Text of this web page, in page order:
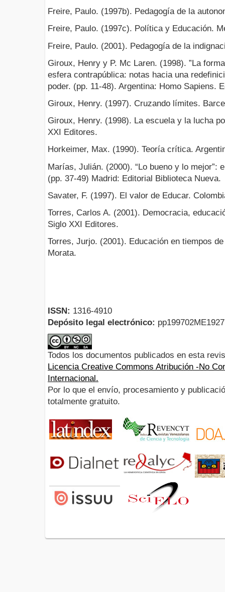
Freire, Paulo. (1997b). Pedagogía de la
Freire, Paulo. (1997c). Política y Educación.
Freire, Paulo. (2001). Pedagogía de la
Giroux, Henry y P. Mc Laren. (1998). ”La
esfera contrapública: notas hacia una
poder. (pp. 11-48). Argentina: Homo Sapiens.
Giroux, Henry. (1997). Cruzando límites.
Giroux, Henry. (1998). La escuela y la lucha
XXI Editores.
Horkeimer, Max. (1990). Teoría crítica.
Marías, Julián. (2000). “Lo bueno y lo mejor”:
(pp. 37-49) Madrid: Editorial Biblioteca Nueva.
Savater, F. (1997). El valor de Educar.
Torres, Carlos A. (2001). Democracia,
Siglo XXI Editores.
Torres, Jurjo. (2001). Educación en tiempos
Morata.
ISSN: 1316-4910
Depósito legal electrónico:
Todos los documentos publicados en esta
Licencia Creative Commons Atribución -No
Internacional.
Por lo que el envío, procesamiento y
totalmente gratuito.